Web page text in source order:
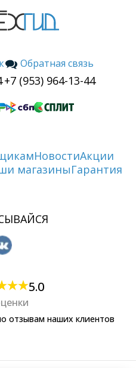
Обратная связь
+7 (953) 964-13-44
НовостиАкции
магазиныГарантия
5.0
отзывам наших клиентов